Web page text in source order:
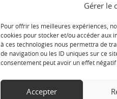
Gérer le
Pour offrir les meilleures expériences,
cookies pour stocker et/ou accéder aux
à ces technologies nous permettra de
de navigation ou les ID uniques sur ce
consentement peut avoir un effet
Accepter